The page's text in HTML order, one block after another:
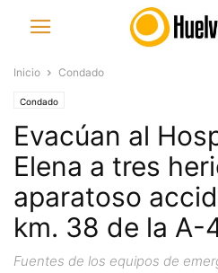
Inicio Condado
Condado
Evacúan al
Elena a tres
aparatoso
km. 38 de la A-
Fuentes de los equipos de